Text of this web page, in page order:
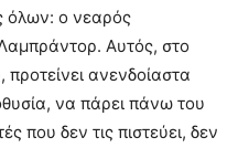
όλων: ο νεαρός
Αυτός, στο
ανενδοίαστα
να πάρει πάνω του
που δεν τις πιστεύει, δεν